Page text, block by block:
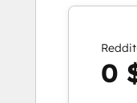
0